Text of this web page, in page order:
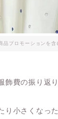
品プロモーションを含
飾費の振り返り
り小さくなっ